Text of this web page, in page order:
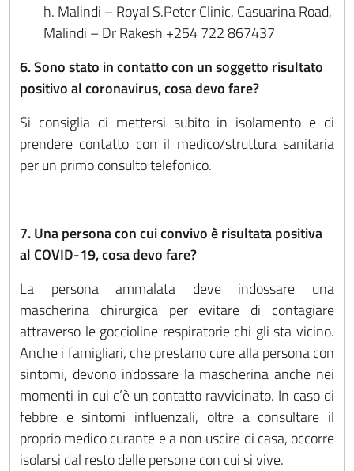
h. Malindi – Royal S.Peter Clinic, Casuarina Road,
Malindi – Dr Rakesh +254 722 867437
6. Sono stato in contatto con un soggetto risultato
positivo al coronavirus, cosa devo fare?
Si consiglia di mettersi subito in isolamento e di
prendere contatto con il medico/struttura sanitaria
per un primo consulto telefonico.
7. Una persona con cui convivo è risultata positiva
al COVID-19, cosa devo fare?
La persona ammalata deve indossare una
mascherina chirurgica per evitare di contagiare
attraverso le goccioline respiratorie chi gli sta vicino.
Anche i famigliari, che prestano cure alla persona con
sintomi, devono indossare la mascherina anche nei
momenti in cui c’è un contatto ravvicinato. In caso di
febbre e sintomi influenzali, oltre a consultare il
proprio medico curante e a non uscire di casa, occorre
isolarsi dal resto delle persone con cui si vive.